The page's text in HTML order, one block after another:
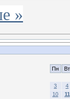
»
Пн Вт
3
4
10
11